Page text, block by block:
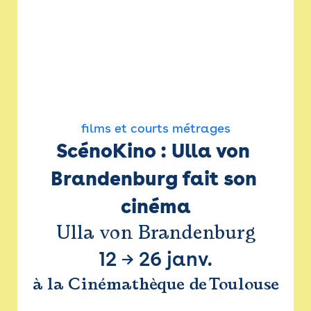
films et courts métrages
ScénoKino : Ulla von
Brandenburg fait son
cinéma
Ulla von Brandenburg
12 → 26 janv.
à la Cinémathèque de Toulouse